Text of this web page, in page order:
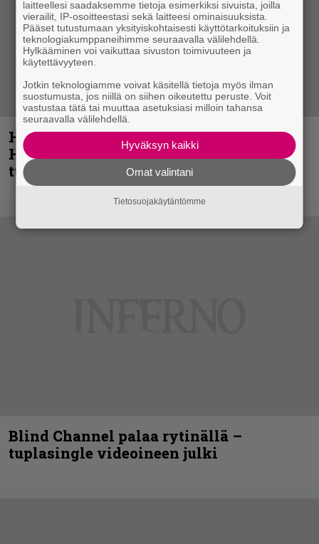
Helloween- ja Gamma Ray -mies Kai
Hansen julkaisi uuden maistiaisen
tulevalta soololevyltä
Blind Channel palaa rytinällä –
tuplasingle videoineen julki
laitteellesi saadaksemme tietoja esimerkiksi sivuista, joilla
vierailit, IP-osoitteestasi sekä laitteesi ominaisuuksista.
Pääset tutustumaan yksityiskohtaisesti käyttötarkoituksiin ja
teknologiakumppaneihimme seuraavalla välilehdellä.
Hylkääminen voi vaikuttaa sivuston toimivuuteen ja
käytettävyyteen.
Jotkin teknologiamme voivat käsitellä tietoja myös ilman
suostumusta, jos niillä on siihen oikeutettu peruste. Voit
vastustaa tätä tai muuttaa asetuksiasi milloin tahansa
seuraavalla välilehdellä.
Hyväksyn kaikki
Omat valintani
Tietosuojakäytäntömme